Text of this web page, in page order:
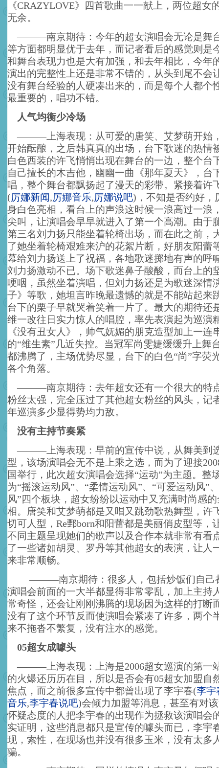
《CRAZYLOVE》四首歌曲一一献上，两位超女
无余。
———南京期待：今年的超女演唱会无论是舞
等方面都明显优于去年，而记者看后的感觉则是
和舞台表现力也是大有加强，和去年相比，今年
演出的完整性上还是非常不错的，从头到尾不会
没有舞台经验的人硬凑出来的，而是每个人都个
最重要的，唱功不错。
人气均衡少冷场
———上海表现：从可爱的唐笑、艾梦萌开始
开始酝酿，之后韩真真的出场，台下歌迷的热情
白色西装的许飞悄悄出现在舞台的一边，整个台
自己擅长的木吉他，幽幽一曲《那年夏天》，台
唱，整个舞台都飘扬起了漫天的彩带。紧接着许
(厉娜新闻,厉娜音乐,厉娜说吧) ，不知是否约好
身白色亮相，看台上的声浪这时候一浪高过一浪
尖叫，让演唱会早早就进入了第一个高潮。由于
第三名刘力扬只能坐着轮椅出场，而在此之前，
了她坐着轮椅艰难来沪的花絮片断，好朋友阳蕾
幕给刘力扬送上了祝福，各地歌迷掷地有声的呼
刘力扬激动不已。场下歌迷鼻子酸酸，而台上的
哽咽，虽然坐着演唱，但刘力扬还是为歌迷深情
子》等歌，她坦言昨晚最遗憾的就是不能站起来
台下的栗子早就哭着笑着一片了。最大的期待还
维一改往日实力惊人的唱腔，率先表演起为巡演
《没有丑女人》，帅气妩媚的朋克造型加上一连
的“维生素”几近失控。当冠军尚雯婕缓缓升上舞
都沸腾了，主场优势尽显，台下的白色“尚”字荧
各个角落。
———南京期待：去年超女还有一个很大的特
粉丝太强，完全压过了其他超女粉丝的风头，记
年巡演多少显得势均力敌。
没有主持节奏紧
———上海表现：早前的宣传中说，从舞美到
型，该场演唱会无不是上乘之选，而为了迎接
国举行，此次超女演唱会选择“运动”为主题。整
为“摇滚运动风”、“柔情运动风”、“可爱运动风”
风”四个板块，超女纷纷以运动中又充满时尚感
相。唐笑和艾梦萌都是又唱又跳劲歌热舞型，许
切可人型，Re鄄born和阳蕾都是美丽俏皮型等，
不同主题呈现她们的歌声以及合作本就非常有看
了一些诸如胡灵、罗丹等其他超女的表演，让人
来非常顺畅。
———南京期待：很多人，包括炒饭们自己
演唱会前面的一大半都显得非常零乱，加上主持
常奇怪，还会让刚刚沸腾的现场因为这样的打断
没有了这个环节反而使演唱会紧凑了许多，两个
来不拖沓不繁复，没有注水的感觉。
05超女成噱头
———上海表现：上海是2006超女巡演的第一
的火爆还历历在目，所以是否会有05超女加盟自
焦点，而之前很多宣传中都曾出现了李宇春(李宇
音乐,李宇春说吧)会倾力加盟等消息，甚至有对
怀疑态度的人把李宇春的出现作为拯救该演唱会
实证明，这些消息都只是宣传的噱头而已，李宇
现，索性，在现场也并没有很多玉米，没有太多
骗。